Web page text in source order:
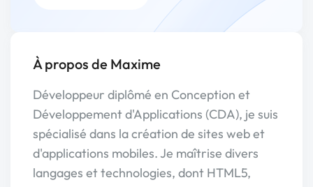
À propos de Maxime
Développeur diplômé en Conception et
Développement d'Applications (CDA), je suis
spécialisé dans la création de sites web et
d'applications mobiles. Je maîtrise divers
langages et technologies, dont HTML5,